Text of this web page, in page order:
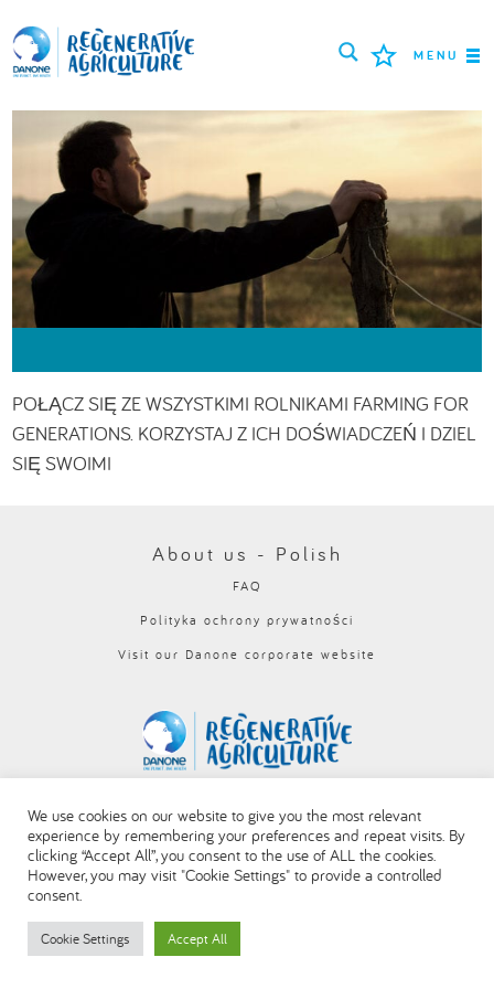
MENU
NAJLEPSZE PRAKTYKI
NARZĘDZIA
LOGIN
ESPAÑOL ENGLISH DEUTSCH
POŁĄCZ SIĘ ZE WSZYSTKIMI ROLNIKAMI FARMING FOR
GENERATIONS. KORZYSTAJ Z ICH DOŚWIADCZEŃ I DZIEL
SIĘ SWOIMI
About us - Polish
FAQ
Polityka ochrony prywatności
Visit our Danone corporate website
We use cookies on our website to give you the most relevant
experience by remembering your preferences and repeat visits. By
clicking “Accept All”, you consent to the use of ALL the cookies.
However, you may visit "Cookie Settings" to provide a controlled
consent.
Cookie Settings Accept All